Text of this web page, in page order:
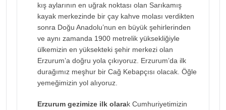
kış aylarının en uğrak noktası olan Sarıkamış
kayak merkezinde bir çay kahve molası verdikten
sonra Doğu Anadolu’nun en büyük şehirlerinden
ve aynı zamanda 1900 metrelik yüksekliğiyle
ülkemizin en yüksekteki şehir merkezi olan
Erzurum’a doğru yola çıkıyoruz. Erzurum’da ilk
durağımız meşhur bir Cağ Kebapçısı olacak. Öğle
yemeğimizin yol alıyoruz.
Erzurum gezimize ilk olarak Cumhuriyetimizin